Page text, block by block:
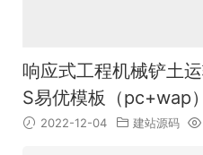
响应式工程机械铲土
S易优模板（pc+wap）
2022-12-04 建站源码